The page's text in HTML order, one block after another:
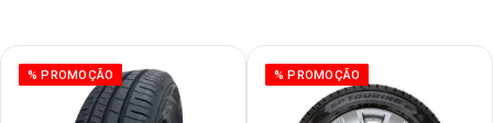
% PROMOÇÃO % PROMOÇÃO